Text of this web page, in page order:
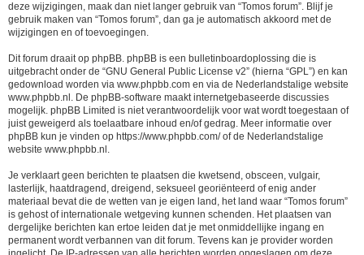
deze wijzigingen, maak dan niet langer gebruik van “Tomos forum”. Blijf je
gebruik maken van “Tomos forum”, dan ga je automatisch akkoord met de
wijzigingen en of toevoegingen.
Dit forum draait op phpBB. phpBB is een bulletinboardoplossing die is
uitgebracht onder de “GNU General Public License v2” (hierna “GPL”) en kan
gedownload worden via www.phpbb.com en via de Nederlandstalige website
www.phpbb.nl . De phpBB-software maakt internetgebaseerde discussies
mogelijk. phpBB Limited is niet verantwoordelijk voor wat wordt toegestaan of
juist geweigerd als toelaatbare inhoud en/of gedrag. Meer informatie over
phpBB kun je vinden op https://www.phpbb.com/of de Nederlandstalige
website www.phpbb.nl .
Je verklaart geen berichten te plaatsen die kwetsend, obsceen, vulgair,
lasterlijk, haatdragend, dreigend, seksueel georiënteerd of enig ander
materiaal bevat die de wetten van je eigen land, het land waar “Tomos forum”
is gehost of internationale wetgeving kunnen schenden. Het plaatsen van
dergelijke berichten kan ertoe leiden dat je met onmiddellijke ingang en
permanent wordt verbannen van dit forum. Tevens kan je provider worden